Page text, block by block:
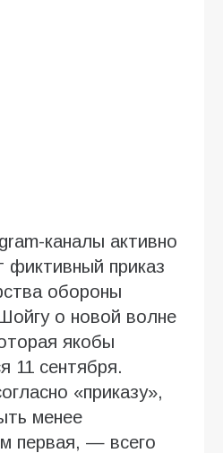
каналы активно
фиктивный приказ
обороны
о новой волне
якобы
11 сентября.
«приказу»,
менее
первая, — всего